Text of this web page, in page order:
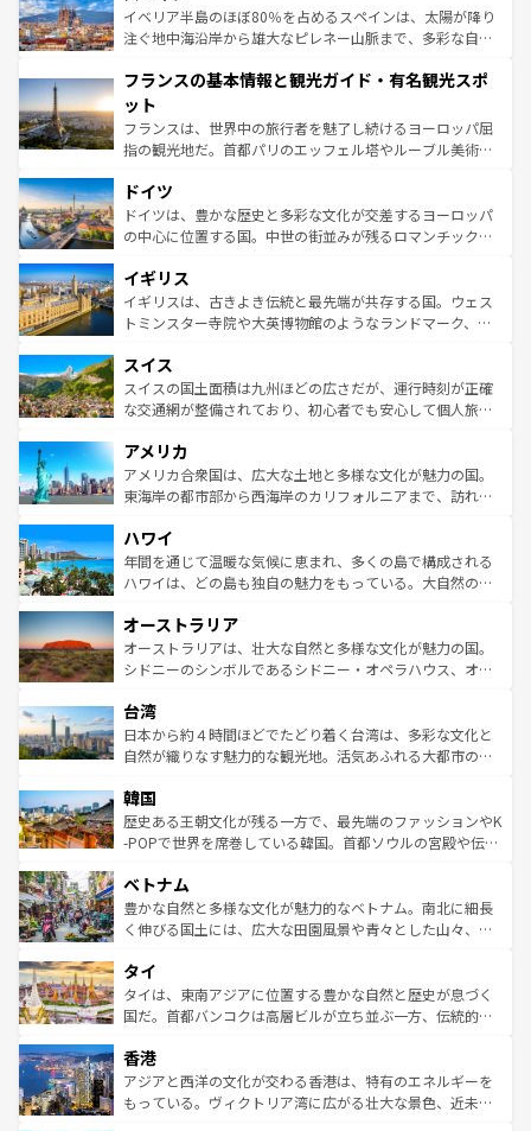
景など、自然景観も見逃せない。観光の合間には、本場の
ピザやパスタなど、絶品のイタリア料理を堪能することも
ませてくれるイタリアで、忘れられない旅をしてみよう！
なお、新着のイタリア情報は
しい。
イベリア半島のほぼ80％を占めるスペインは、太陽が降り
注ぐ地中海沿岸から雄大なピレネー山脈まで、多彩な自然
文化が根付くこの国では、情熱的なフラメンコ、熱気あふ
れる闘牛、そして美味しいタパスが生活の一部となってい
る。首都マドリードの洗練された雰囲気や、バルセロナの
アートに溢れた街角から、地方では古代ローマ遺跡や中世
せる。地方によって風土や気候が異なるスペインはその個
性で訪れる人を魅了する。 なお、新着のスペイン情報は コ
ンテンツ一覧を参照してほしい。
フランスの基本情報と観光ガイド・有名観光スポ
ット
フランスは、世界中の旅行者を魅了し続けるヨーロッパ屈
指の観光地だ。首都パリのエッフェル塔やルーブル美術館
で、幅広い魅力が詰まっている。華麗な宮殿、歴史的な大
聖堂、美しいビーチ、そして豊かな自然が、訪れる者を心
から魅了する。また、フランスは美食の国としても知ら
いる。シャンパンの発祥地であるランス、プロヴァンスの
香り高いラベンダー畑など、多彩な楽しみ方が可能だ。さ
らに、パリ以外の地域にも魅力が溢れており、どの街角に
れる地方に足を運ぶとそれぞれで全く異なる文化を体験で
きるだろう。 なお、新着のフランス情報はコンテンツ一覧
を参照してほしい。
ドイツ
ドイツは、豊かな歴史と多彩な文化が交差するヨーロッパ
の中心に位置する国。中世の街並みが残るロマンチック街
顔を持つこの国は、どこを歩いても飽きることがない。ベ
ルリンの文化的活気、バイエルン州のアルプスの絶景、そ
してライン川沿いのワイン畑といった風景は必見。ビール
は、お酒好きな人にはぜひ体験してほしい。 なお、新着の
ドイツ情報はコンテンツ一覧を参照してほしい。
イギリス
イギリスは、古きよき伝統と最先端が共存する国。ウェス
トミンスター寺院や大英博物館のようなランドマーク、歴
リアごとに異なる魅力がある。また、優雅なアフタヌーン
ティー、ビール好きにはたまらない英国パブ、サッカー観
戦など、本場だからこそできる体験も豊富。イギリスを旅
ンツ一覧を参照してほしい。
スイス
スイスの国土面積は九州ほどの広さだが、運行時刻が正確
な交通網が整備されており、初心者でも安心して個人旅行
の建物がそのまま残る町や、スイスならではのユニークな
博物館もあり、アルプス観光だけでなく町歩きも満喫する
ことができる。国民の所得が高いため物価も高いが、旅行
ば市内交通費無料で観光を楽しむこともできる。 なお、新
着のスイス情報はコンテンツ一覧 を参照してほしい。
アメリカ
アメリカ合衆国は、広大な土地と多様な文化が魅力の国。
東海岸の都市部から西海岸のカリフォルニアまで、訪れる
のような巨大都市は、観光、ショッピング、エンターテイ
ンメントが詰まった刺激的なスポットだ。一方、アメリカ
西部には大自然が広がり、グランドキャニオンやイエロー
部のニューオーリンズでは、音楽と美食が融合した独特の
文化が魅力。旅行者はアメリカの各地域で異なる魅力を楽
しみながら、その多様性と豊かな歴史を感じることができ
ならではの贅沢な旅のスタイルだ。 なお、新着のアメリカ
情報はコンテンツ一覧を参照してほしい。
ハワイ
年間を通じて温暖な気候に恵まれ、多くの島で構成される
ハワイは、どの島も独自の魅力をもっている。大自然の神
ワイ島は見逃せない。また、定番の観光地といえばオアフ
島だが、静かな自然を求めるならマウイ島やカウアイ島が
おすすめ。エメラルドグリーンに輝く海をはじめ、豊かな
れるおもてなしの心で訪れる人々を迎えてくれるハワイの
人々、おいしいローカルフードやハワイアンミュージッ
ク、伝統的なフラダンスなど、すべてがハワイの魅力を彩
ワイを、存分に味わってほしい。 なお、新着のハワイ情報
はコンテンツ一覧を参照してほしい。
オーストラリア
オーストラリアは、壮大な自然と多様な文化が魅力の国。
シドニーのシンボルであるシドニー・オペラハウス、オー
リアリーフや大陸中央部にそびえるウルル（エアーズロッ
ク）、タスマニアの美しい原生林やケアンズの熱帯雨林な
ど、見どころがたくさん。また、カフェやワイン、オージ
いる。アクティビティも充実しており、サーフィンやダイ
ビング、ハイキングなど、アウトドア好きにはたまらな
い。オーストラリアの多彩な魅力を存分に味わいつくそ
参照してほしい。
台湾
日本から約４時間ほどでたどり着く台湾は、多彩な文化と
自然が織りなす魅力的な観光地。活気あふれる大都市の台
ン）、静ひつな山岳地帯である台湾東部など、都市の喧騒
と山間の静けさが共存しており、訪れる人に新しい発見と
驚きをもたらしてくれる。また、奥深い台湾の食文化も魅
容にもいいと評判のスイーツなど、バラエティ豊かな料理
が味わえる。 なお、新着の台湾情報は コンテンツ一覧を参
照してほしい。
韓国
歴史ある王朝文化が残る一方で、最先端のファッションやK
-POPで世界を席巻している韓国。首都ソウルの宮殿や伝統
き、地方に足を延ばせば四季折々の自然美を楽しむことが
できる。そして、キムチや焼肉、絶品のストリートフード
まで、さまざまな韓国料理が待っている。夜には、韓国な
リティに包まれながら、韓国の多彩な魅力を心ゆくまで味
わってみてほしい。 なお、新着の韓国情報はコンテンツ一
覧を参照してほしい。
ベトナム
豊かな自然と多様な文化が魅力的なベトナム。南北に細長
く伸びる国土には、広大な田園風景や青々とした山々、世
急速な発展と共に伝統が息づく。ハノイの古い町並みやホ
ーチミン市のフランス統治時代の建物も、独特の雰囲気を
醸し出している。また、バラエティの豊かさとおいしさで
とつ。フォーやバインミー、ベトナムコーヒーなどは、ぜ
ひ現地で味わいたい。どの地域を訪れてもあたたかい人々
が旅行者を迎えてくれるので、きっと忘れられない旅にな
タイ
タイは、東南アジアに位置する豊かな自然と歴史が息づく
国だ。首都バンコクは高層ビルが立ち並ぶ一方、伝統的な
の活気が交差している。北部ではチェンマイなどの山岳地
帯で自然と触れ合い、南部ではプーケットやクラビの美し
いビーチでリゾート気分を楽しむことができる。タイ料理
香港
アジアと西洋の文化が交わる香港は、特有のエネルギーを
もっている。ヴィクトリア湾に広がる壮大な景色、近未来